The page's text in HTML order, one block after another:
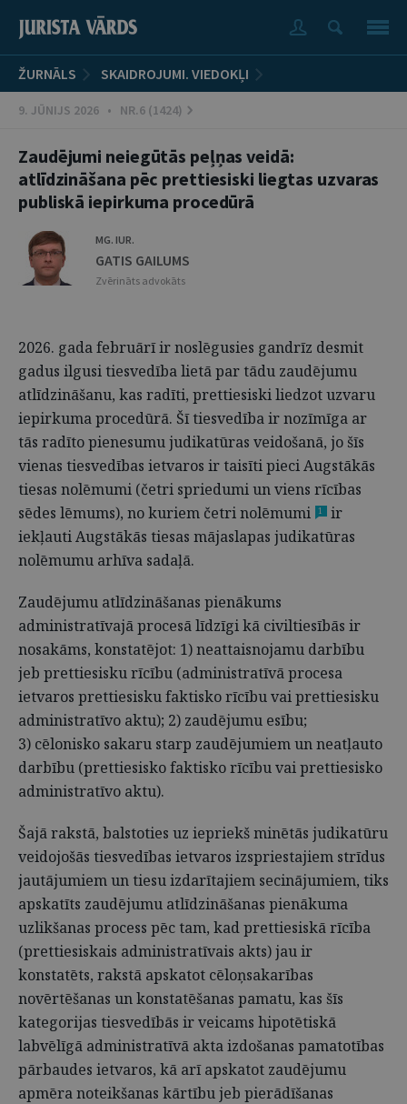
ŽURNĀLS SKAIDROJUMI. VIEDOKĻI
9. JŪNIJS 2026 • NR.6 (1424)
Zaudējumi neiegūtās peļņas veidā:
atlīdzināšana pēc prettiesiski liegtas uzvaras
publiskā iepirkuma procedūrā
MG. IUR.
GATIS GAILUMS
Zvērināts advokāts
2026. gada februārī ir noslēgusies gandrīz desmit
gadus ilgusi tiesvedība lietā par tādu zaudējumu
atlīdzināšanu, kas radīti, prettiesiski liedzot uzvaru
iepirkuma procedūrā. Šī tiesvedība ir nozīmīga ar
tās radīto pienesumu judikatūras veidošanā, jo šīs
vienas tiesvedības ietvaros ir taisīti pieci Augstākās
tiesas nolēmumi (četri spriedumi un viens rīcības
sēdes lēmums), no kuriem četri nolēmumi
1
ir
iekļauti Augstākās tiesas mājaslapas judikatūras
nolēmumu arhīva sadaļā.
Zaudējumu atlīdzināšanas pienākums
administratīvajā procesā līdzīgi kā civiltiesībās ir
nosakāms, konstatējot: 1) neattaisnojamu darbību
jeb prettiesisku rīcību (administratīvā procesa
ietvaros prettiesisku faktisko rīcību vai prettiesisku
administratīvo aktu); 2) zaudējumu esību;
3) cēlonisko sakaru starp zaudējumiem un neatļauto
darbību (prettiesisko faktisko rīcību vai prettiesisko
administratīvo aktu).
Šajā rakstā, balstoties uz iepriekš minētās judikatūru
veidojošās tiesvedības ietvaros izspriestajiem strīdus
jautājumiem un tiesu izdarītajiem secinājumiem, tiks
apskatīts zaudējumu atlīdzināšanas pienākuma
uzlikšanas process pēc tam, kad prettiesiskā rīcība
(prettiesiskais administratīvais akts) jau ir
konstatēts, rakstā apskatot cēloņsakarības
novērtēšanas un konstatēšanas pamatu, kas šīs
kategorijas tiesvedībās ir veicams hipotētiskā
labvēlīgā administratīvā akta izdošanas pamatotības
pārbaudes ietvaros, kā arī apskatot zaudējumu
apmēra noteikšanas kārtību jeb pierādīšanas